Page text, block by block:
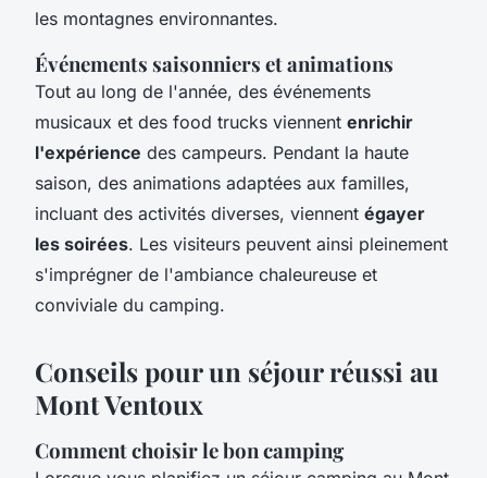
les montagnes environnantes.
Événements saisonniers et animations
Tout au long de l'année, des événements
musicaux et des food trucks viennent enrichir
l'expérience des campeurs. Pendant la haute
saison, des animations adaptées aux familles,
incluant des activités diverses, viennent égayer
les soirées. Les visiteurs peuvent ainsi pleinement
s'imprégner de l'ambiance chaleureuse et
conviviale du camping.
Conseils pour un séjour réussi au
Mont Ventoux
Comment choisir le bon camping